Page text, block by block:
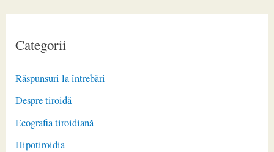
Categorii
Răspunsuri la întrebări
Despre tiroidă
Ecografia tiroidiană
Hipotiroidia